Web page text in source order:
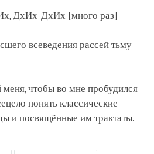
ДхИх-ДхИх [много раз]
всеведения рассей тьму
чтобы во мне пробудился
понять классические
и посвящённые им трактаты.